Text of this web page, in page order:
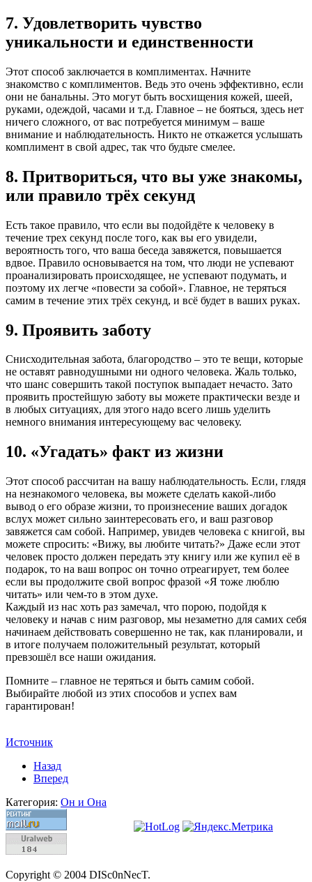
7. Удовлетворить чувство
уникальности и единственности
Этот способ заключается в комплиментах. Начните
знакомство с комплиментов. Ведь это очень эффективно, если
они не банальны. Это могут быть восхищения кожей, шеей,
руками, одеждой, часами и т.д. Главное – не бояться, здесь нет
ничего сложного, от вас потребуется минимум – ваше
внимание и наблюдательность. Никто не откажется услышать
комплимент в свой адрес, так что будьте смелее.
8. Притвориться, что вы уже знакомы,
или правило трёх секунд
Есть такое правило, что если вы подойдёте к человеку в
течение трех секунд после того, как вы его увидели,
вероятность того, что ваша беседа завяжется, повышается
вдвое. Правило основывается на том, что люди не успевают
проанализировать происходящее, не успевают подумать, и
поэтому их легче «повести за собой». Главное, не теряться
самим в течение этих трёх секунд, и всё будет в ваших руках.
9. Проявить заботу
Снисходительная забота, благородство – это те вещи, которые
не оставят равнодушными ни одного человека. Жаль только,
что шанс совершить такой поступок выпадает нечасто. Зато
проявить простейшую заботу вы можете практически везде и
в любых ситуациях, для этого надо всего лишь уделить
немного внимания интересующему вас человеку.
10. «Угадать» факт из жизни
Этот способ рассчитан на вашу наблюдательность. Если, глядя
на незнакомого человека, вы можете сделать какой-либо
вывод о его образе жизни, то произнесение ваших догадок
вслух может сильно заинтересовать его, и ваш разговор
завяжется сам собой. Например, увидев человека с книгой, вы
можете спросить: «Вижу, вы любите читать?» Даже если этот
человек просто должен передать эту книгу или же купил её в
подарок, то на ваш вопрос он точно отреагирует, тем более
если вы продолжите свой вопрос фразой «Я тоже люблю
читать» или чем-то в этом духе.
Каждый из нас хоть раз замечал, что порою, подойдя к
человеку и начав с ним разговор, мы незаметно для самих себя
начинаем действовать совершенно не так, как планировали, и
в итоге получаем положительный результат, который
превзошёл все наши ожидания.
Помните – главное не теряться и быть самим собой.
Выбирайте любой из этих способов и успех вам
гарантирован!
Источник
Назад
Вперед
Категория: Он и Она
Copyright © 2004 DISc0nNecT.